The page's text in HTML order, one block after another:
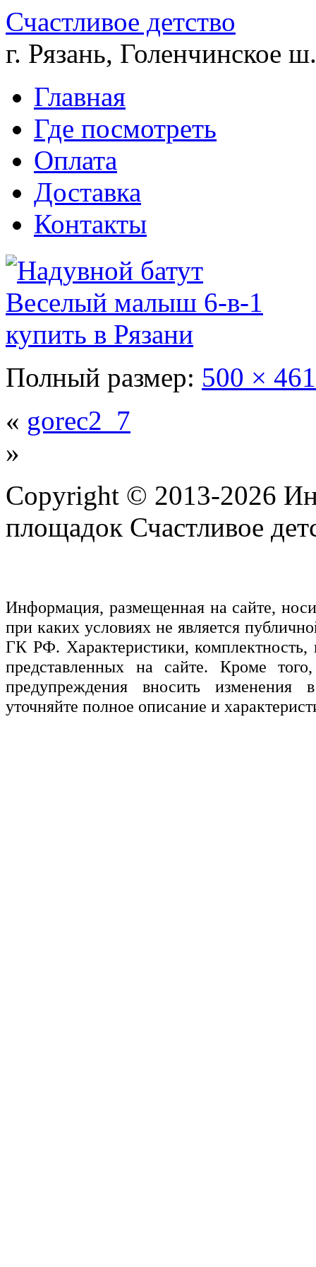
Счастливое детство
г. Рязань, Голенчинское
Главная
Где посмотреть
Оплата
Доставка
Контакты
Полный размер: 500 × 461
« gorec2_7
»
Copyright © 2013-2026
площадок Счастливое
Информация, размещенная на сайте,
при каких условиях не является
ГК РФ. Характеристики,
представленных на сайте. Кроме
предупреждения вносить изменения
уточняйте полное описание и